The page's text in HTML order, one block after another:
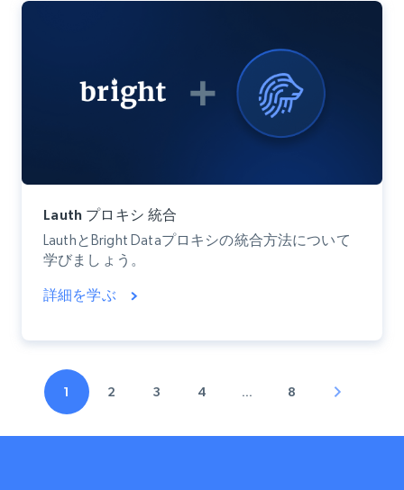
Lauth プロキシ 統合
LauthとBright Dataプロキシの統合方法について
学びましょう。
詳細を学ぶ
1 2 3 4 … 8